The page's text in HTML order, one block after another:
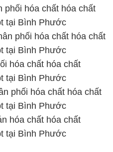
phối hóa chất hóa chất
tại Bình Phước
phối hóa chất hóa chất
tại Bình Phước
hóa chất hóa chất
tại Bình Phước
phối hóa chất hóa chất
tại Bình Phước
hóa chất hóa chất
tại Bình Phước